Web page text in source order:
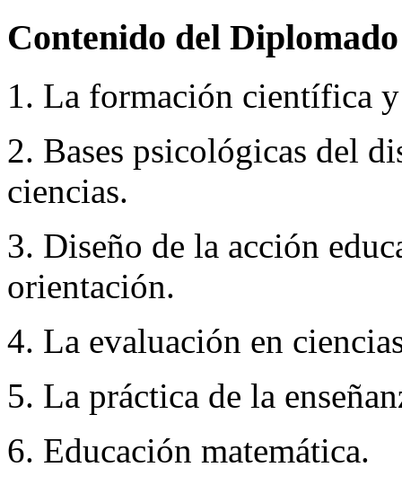
Contenido del
1. La formación científica y
2. Bases psicológicas del
ciencias.
3. Diseño de la acción
orientación.
4. La evaluación en
5. La práctica de la
6. Educación matemática.